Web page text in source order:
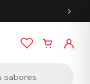
Flow – Pod